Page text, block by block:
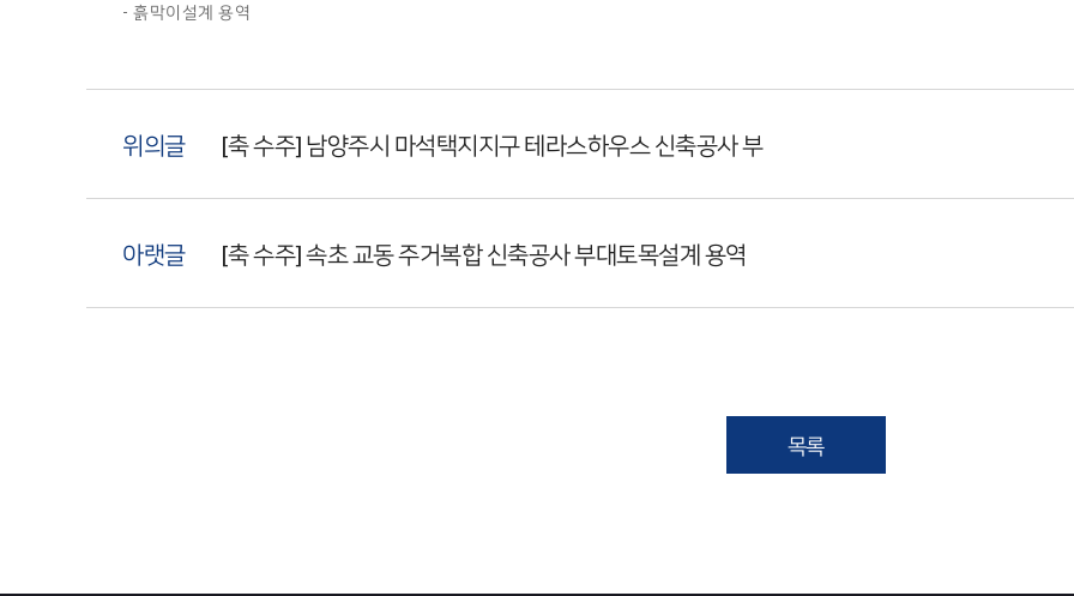
- 흙막이설계 용역
위의글 [축 수주] 남양주시 마석택지지구 테라스하우스 신축공사 부
아랫글 [축 수주] 속초 교동 주거복합 신축공사 부대토목설계 용역
목록